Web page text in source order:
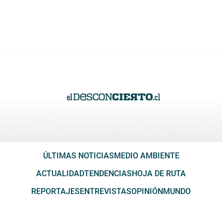
ÚLTIMAS NOTICIAS MEDIO AMBIENTE
ACTUALIDADTENDENCIAS HOJA DE RUTA
REPORTAJES ENTREVISTASOPINIÓN MUNDO